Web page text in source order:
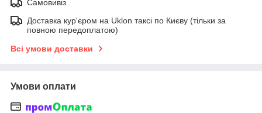
Самовивіз
Доставка кур'єром на Uklon таксі по Києву (тільки за
повною передоплатою)
Всі умови доставки
Умови оплати